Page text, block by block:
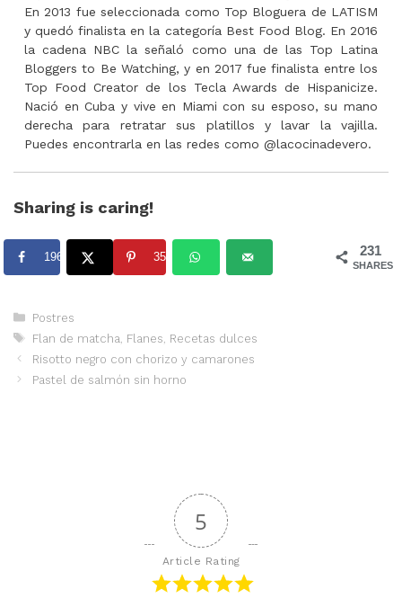
En 2013 fue seleccionada como Top Bloguera de LATISM
y quedó finalista en la categoría Best Food Blog. En 2016
la cadena NBC la señaló como una de las Top Latina
Bloggers to Be Watching, y en 2017 fue finalista entre los
Top Food Creator de los Tecla Awards de Hispanicize.
Nació en Cuba y vive en Miami con su esposo, su mano
derecha para retratar sus platillos y lavar la vajilla.
Puedes encontrarla en las redes como @lacocinadevero.
Sharing is caring!
231
SHARES
196 35
Categorías
Postres
Etiquetas
Flan de matcha Flanes Recetas dulces
Risotto negro con chorizo y camarones
Pastel de salmón sin horno
5
Article Rating